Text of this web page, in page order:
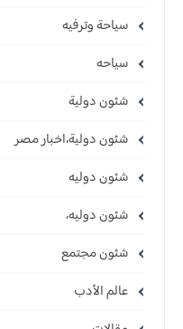
سياحة وترفيه
سياحه
شئون دولية
شئون دولية،اخبار مصر
شئون دوليه
شئون دوليه،
شئون مجتمع
عالم الأدب